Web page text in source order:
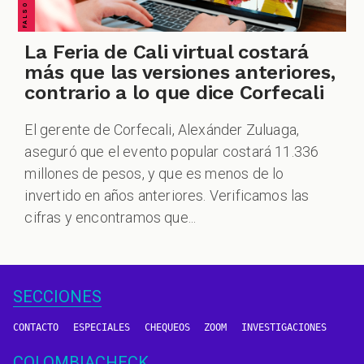
La Feria de Cali virtual costará
más que las versiones anteriores,
contrario a lo que dice Corfecali
El gerente de Corfecali, Alexánder Zuluaga,
aseguró que el evento popular costará 11.336
millones de pesos, y que es menos de lo
invertido en años anteriores. Verificamos las
cifras y encontramos que...
SECCIONES
CONTACTO ESPECIALES CHEQUEOS ZOOM INVESTIGACIONES